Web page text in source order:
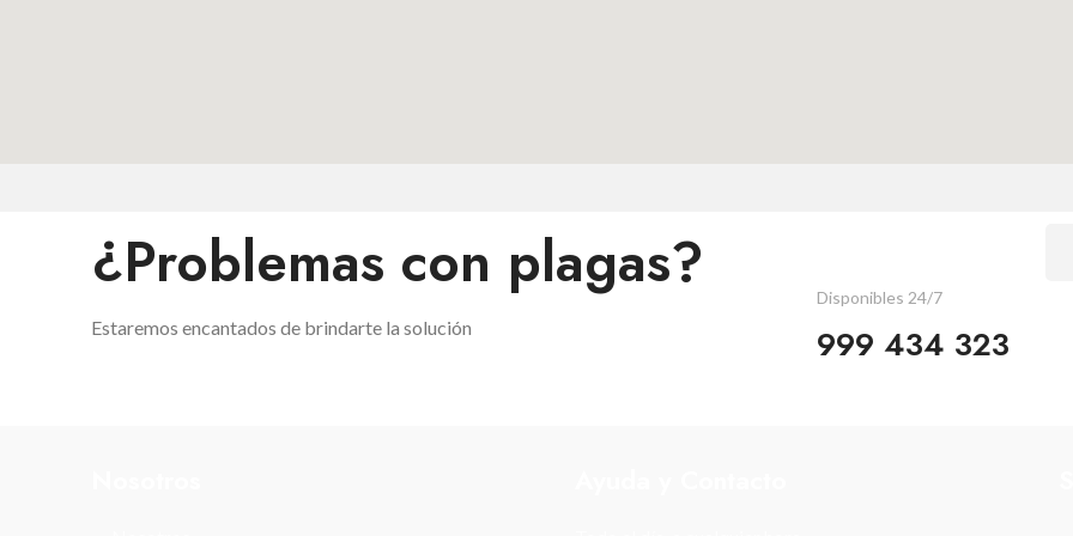
¿Problemas con plagas?
Estaremos encantados de brindarte la solución
Disponibles 24/7
999 434 323